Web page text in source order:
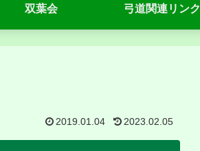
双葉会 弓道関連リンク
2019.01.04 2023.02.05